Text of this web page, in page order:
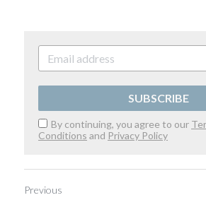
SUBSCRIBE
By continuing, you agree to our
Conditions and Privacy Policy
Previous